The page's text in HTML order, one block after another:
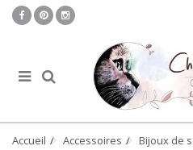
Accueil Accessoires Bijoux de